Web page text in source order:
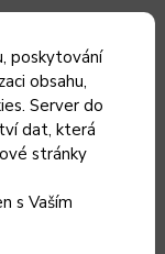
poskytování
obsahu,
Server do
dat, která
stránky
s Vaším
jednoduše
popel, ale zároveň
dřeveného
nástroj se
Removal Pan.